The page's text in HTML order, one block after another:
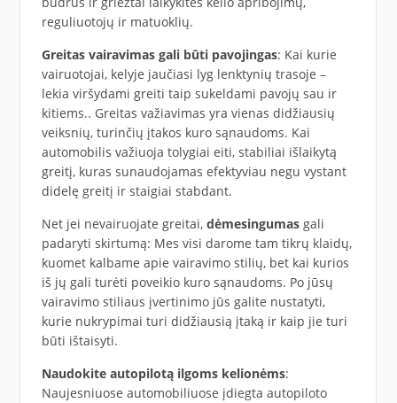
reguliuotojų ir matuoklių.
Greitas vairavimas gali būti pavojingas: Kai kurie
vairuotojai, kelyje jaučiasi lyg lenktynių trasoje –
lekia viršydami greiti taip sukeldami pavojų sau ir
kitiems.. Greitas važiavimas yra vienas didžiausių
veiksnių, turinčių įtakos kuro sąnaudoms. Kai
automobilis važiuoja tolygiai eiti, stabiliai išlaikytą
greitį, kuras sunaudojamas efektyviau negu vystant
didelę greitį ir staigiai stabdant.
Net jei nevairuojate greitai, dėmesingumasgali
padaryti skirtumą: Mes visi darome tam tikrų klaidų,
kuomet kalbame apie vairavimo stilių, bet kai kurios
iš jų gali turėti poveikio kuro sąnaudoms. Po jūsų
vairavimo stiliaus įvertinimo jūs galite nustatyti,
kurie nukrypimai turi didžiausią įtaką ir kaip jie turi
būti ištaisyti.
Naudokite autopilotą ilgoms kelionėms:
Naujesniuose automobiliuose įdiegta autopiloto